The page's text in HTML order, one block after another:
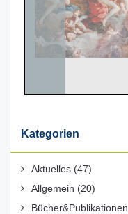
Kategorien
Aktuelles (47)
Allgemein (20)
Bücher&Publikationen